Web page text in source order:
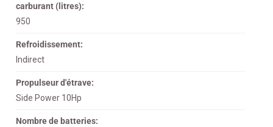
carburant (litres):
950
Refroidissement:
Indirect
Propulseur d'étrave:
Side Power 10Hp
Nombre de batteries: